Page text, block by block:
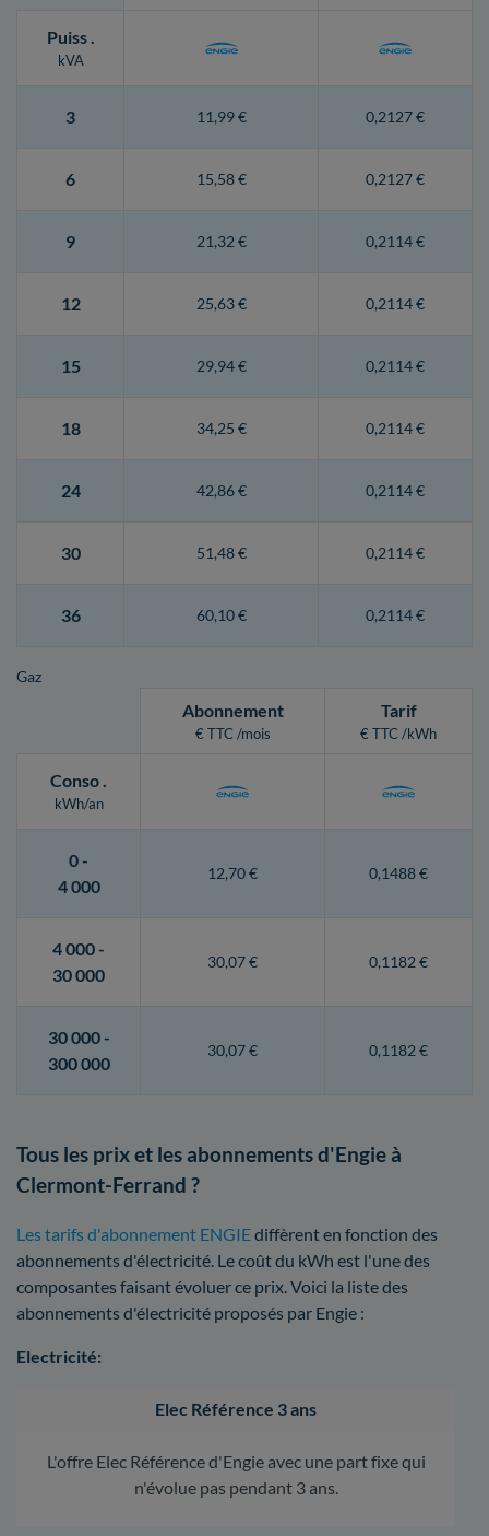
Puiss.
kVA
3 11,99 € 0,2127 €
6 15,58 € 0,2127 €
9 21,32 € 0,2114 €
12 25,63 € 0,2114 €
15 29,94 € 0,2114 €
18 34,25 € 0,2114 €
24 42,86 € 0,2114 €
30 51,48 € 0,2114 €
36 60,10 € 0,2114 €
Gaz
Abonnement
€ TTC /mois
Tarif
€ TTC /kWh
Conso.
kWh/an
0 -
4 000
12,70 € 0,1488 €
4 000 -
30 000
30,07 € 0,1182 €
30 000 -
300 000
30,07 € 0,1182 €
Tous les prix et les abonnements d'Engie à
Clermont-Ferrand ?
Les tarifs d'abonnement ENGIEdiffèrent en fonction des
abonnements d'électricité. Le coût du kWh est l'une des
composantes faisant évoluer ce prix. Voici la liste des
abonnements d'électricité proposés par Engie :
Electricité:
Elec Référence 3 ans
L'offre Elec Référence d'Engie avec une part fixe qui
n'évolue pas pendant 3 ans.